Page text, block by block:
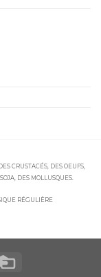
CRUSTACÉS, DES OEUFS,
DES MOLLUSQUES.
RÉGULIÈRE